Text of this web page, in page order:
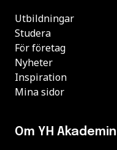
Utbildningar
Studera
För företag
Nyheter
Inspiration
Mina sidor
Om YH Akademin